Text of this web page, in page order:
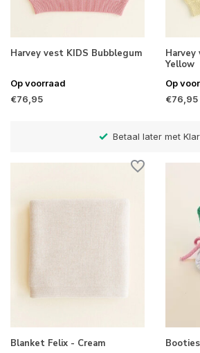
Harvey vest KIDS Bubblegum
Op voorraad
€76,95
Yellow
Op
€76,95
Betaal later met
Blanket Felix - Cream